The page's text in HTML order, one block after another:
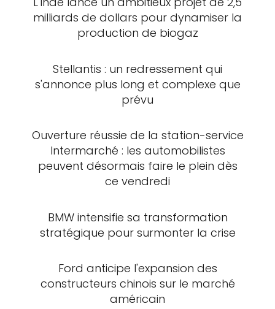
milliards de dollars pour dynamiser la
production de biogaz
Stellantis : un redressement qui
s'annonce plus long et complexe que
prévu
Ouverture réussie de la station-service
Intermarché : les automobilistes
peuvent désormais faire le plein dès
ce vendredi
BMW intensifie sa transformation
stratégique pour surmonter la crise
Ford anticipe l'expansion des
constructeurs chinois sur le marché
américain